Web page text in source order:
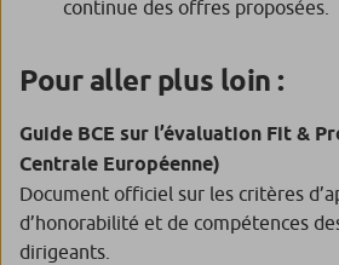
continue des offres proposées.
Pour aller plus loin :
Guide BCE sur l’évaluation Fit &
Centrale Européenne)
Document officiel sur les critères
d’honorabilité et de compétences
dirigeants.